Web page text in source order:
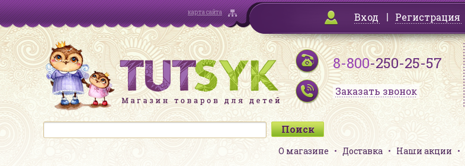
карта сайта Вход Регистрация
8-800-250-25-57
Заказать звонок
О магазине Доставка Наши акции